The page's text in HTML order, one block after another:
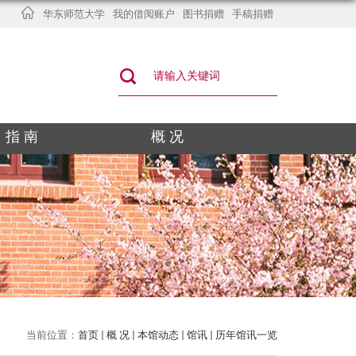
华东师范大学 我的借阅账户 图书捐赠 手稿捐赠
指 南 概 况
当前位置： 首页 概 况 本馆动态 馆讯 历年馆讯一览